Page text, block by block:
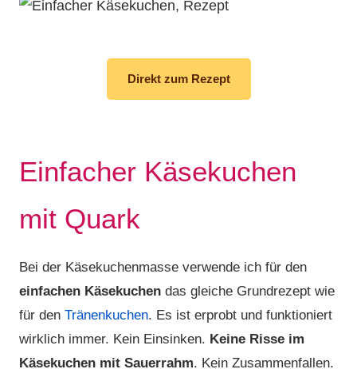
Direkt zum Rezept
Einfacher Käsekuchen
mit Quark
Bei der Käsekuchenmasse verwende ich für den
einfachen Käsekuchen das gleiche Grundrezept wie
für den Tränenkuchen. Es ist erprobt und funktioniert
wirklich immer. Kein Einsinken. Keine Risse im
Käsekuchen mit Sauerrahm. Kein Zusammenfallen.